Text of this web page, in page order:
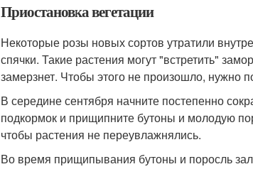
Приостановка вегетации
Некоторые розы новых сортов утратили
спячки. Такие растения могут "встретить"
замерзнет. Чтобы этого не произошло, нужно
В середине сентября начните постепенно
подкормок и прищипните бутоны и молодую
чтобы растения не переувлажнялись.
Во время прищипывания бутоны и поросль